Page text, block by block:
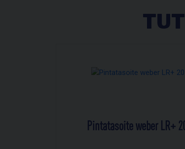
Pintatasoite weber LR+